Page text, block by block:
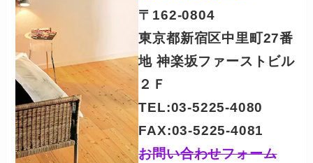
〒162-0804
東京都新宿区中里町27番
地 神楽坂ファーストビル
２Ｆ
TEL:03-5225-4080
FAX:03-5225-4081
お問い合わせフォーム